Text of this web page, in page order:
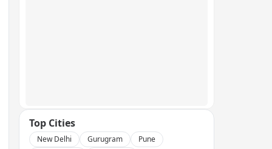
Top Cities
New Delhi Gurugram
Pune